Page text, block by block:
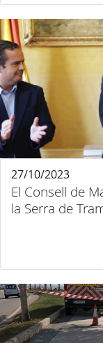
El Consell de
la Serra de
27/10/2023